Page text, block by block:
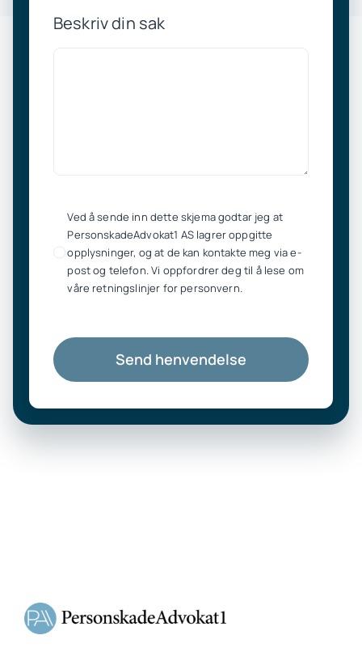
Beskriv din sak
Ved å sende inn dette skjema godtar jeg at
PersonskadeAdvokat1 AS lagrer oppgitte
opplysninger, og at de kan kontakte meg via e-
post og telefon. Vi oppfordrer deg til å lese om
våre retningslinjer for personvern.
Send henvendelse